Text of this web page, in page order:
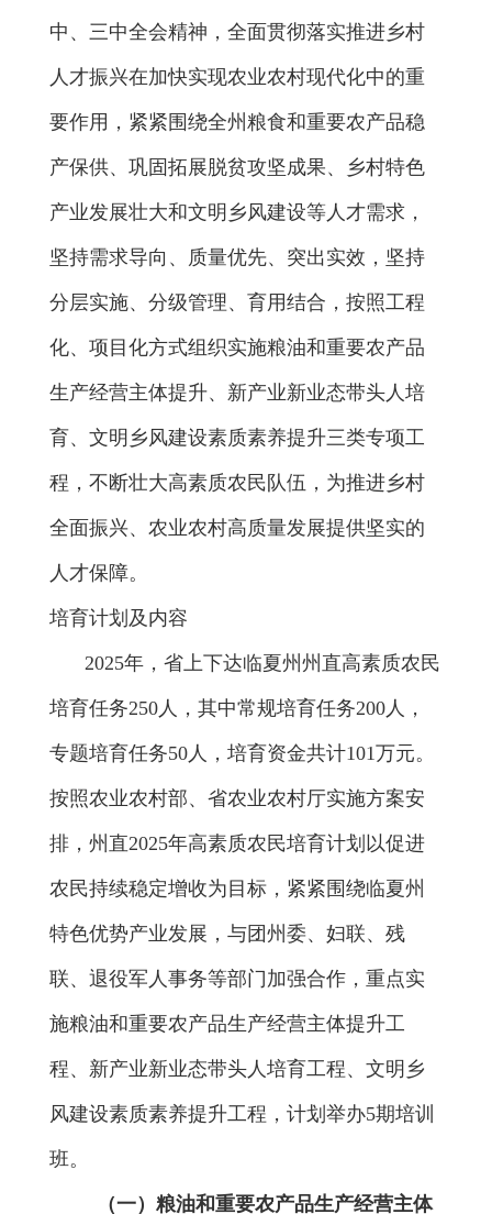
中、三中全会精神， 全面贯彻落实推进乡村
人才振兴在加快实现农业农村现代化中的重
要作用， 紧紧围绕全州 粮食和重要农产品稳
产保供、巩固拓展脱贫攻坚成果、乡村特色
产业发展壮大和文明乡风建设等人才需求，
坚持需求导向、质量优先、突出实效，坚持
分层实施、分级管理、育用结合，按照工程
化、项目化方式组织实施粮油和重要农产品
生产经营主体提升、新产业新业态带头人培
育、文明乡风建设素质素养提升三类专项工
程，不断壮大高素质农民队伍， 为推进乡村
全面振兴、 农业农村高质量发展提供坚实的
人才保障。
培育计划及 内容
2025年，省上下达临夏州州直高素质农民
培育任务250人，其中常规培育任务200人，
专题培育任务50人 ， 培育资金共计101万元。
按照农业农村部、省农业农村厅实施方案安
排，州直2025年高素质农民培育计划以促进
农民持续稳定增收为目标， 紧紧围绕临夏州
特色优势产业发展，与团州委、妇联、残
联、退役军人事务等部门加强合作， 重点实
施粮油和重要农产品生产经营主体提升工
程、新产业新业态带头人培育工程、文明乡
风建设素质素养提升工程， 计划举办5期培训
班。
（一）粮油和重要农产品生产经营主体